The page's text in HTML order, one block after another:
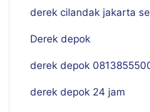
derek cilandak jakarta
Derek depok
derek depok
derek depok 24 jam